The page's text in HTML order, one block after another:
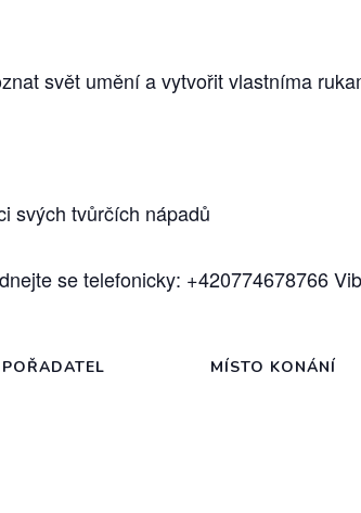
svět umění a vytvořit vlastníma
svých tvůrčích nápadů
se telefonicky: +420774678766
POŘADATEL MÍSTO KONÁNÍ